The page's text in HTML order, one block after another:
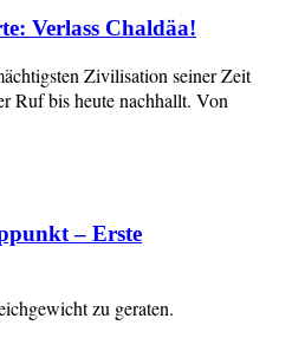
Verlass Chaldäa!
Zivilisation seiner Zeit
Ruf bis heute nachhallt. Von
– Erste
zu geraten.